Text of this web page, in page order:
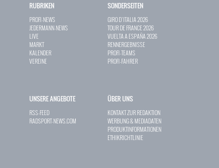
RUBRIKEN
PROFI-NEWS
JEDERMANN-NEWS
LIVE
MARKT
KALENDER
VEREINE
SONDERSEITEN
GIRO D`ITALIA 2026
TOUR DE FRANCE 2026
VUELTA A ESPAÑA 2026
RENNERGEBNISSE
PROFI-TEAMS
PROFI-FAHRER
UNSERE ANGEBOTE
RSS-FEED
RADSPORT-NEWS.COM
ÜBER UNS
KONTAKT ZUR REDAKTION
WERBUNG & MEDIADATEN
PRODUKTINFORMATIONEN
ETHIKRICHTLINIE